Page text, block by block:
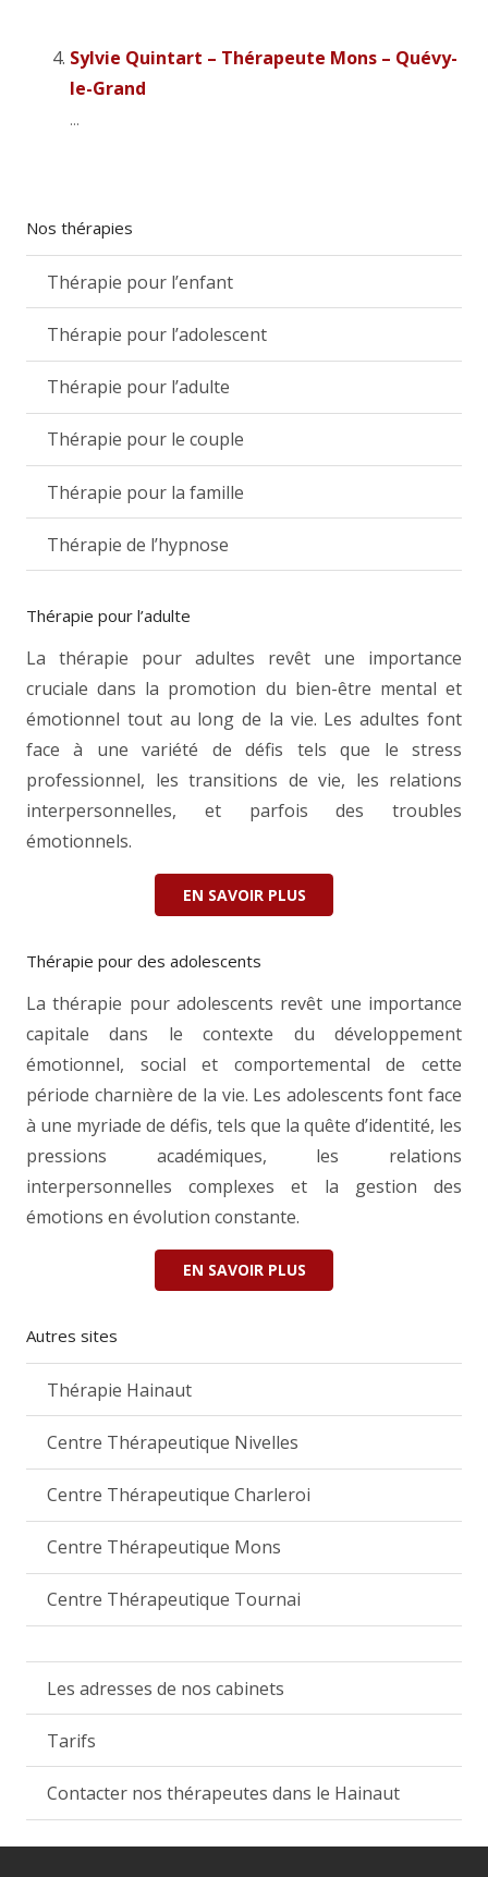
Sylvie Quintart – Thérapeute Mons – Quévy-
le-Grand
...
Nos thérapies
Thérapie pour l’enfant
Thérapie pour l’adolescent
Thérapie pour l’adulte
Thérapie pour le couple
Thérapie pour la famille
Thérapie de l’hypnose
Thérapie pour l’adulte
La thérapie pour adultes revêt une importance
cruciale dans la promotion du bien-être mental et
émotionnel tout au long de la vie. Les adultes font
face à une variété de défis tels que le stress
professionnel, les transitions de vie, les relations
interpersonnelles, et parfois des troubles
émotionnels.
EN SAVOIR PLUS
Thérapie pour des adolescents
La thérapie pour adolescents revêt une importance
capitale dans le contexte du développement
émotionnel, social et comportemental de cette
période charnière de la vie. Les adolescents font face
à une myriade de défis, tels que la quête d’identité, les
pressions académiques, les relations
interpersonnelles complexes et la gestion des
émotions en évolution constante.
EN SAVOIR PLUS
Autres sites
Thérapie Hainaut
Centre Thérapeutique Nivelles
Centre Thérapeutique Charleroi
Centre Thérapeutique Mons
Centre Thérapeutique Tournai
Les adresses de nos cabinets
Tarifs
Contacter nos thérapeutes dans le Hainaut